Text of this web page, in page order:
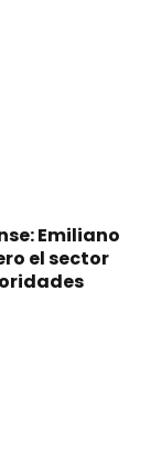
Emiliano
el sector